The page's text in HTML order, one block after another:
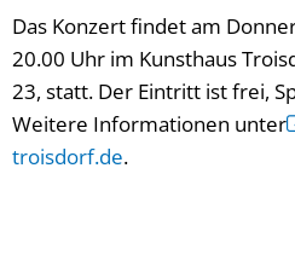
Das Konzert findet am
20.00 Uhr im Kunsthaus
23, statt. Der Eintritt ist frei,
Weitere Informationen unter
troisdorf.de.